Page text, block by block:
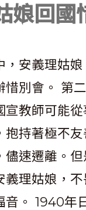
娘回國
，安義理姑
惜別會。 第
宣教師可能
抱持著極不
儘速遷離。
義理姑娘，
音。 1940年